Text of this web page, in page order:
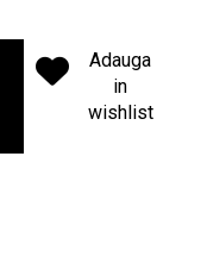
Adauga
in
wishlist